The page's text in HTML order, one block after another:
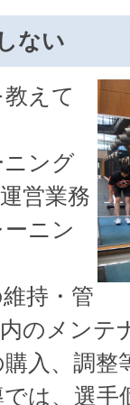
ない
えて
ング
営業務
ニン
持・管
のメンテ
入、調
は、選